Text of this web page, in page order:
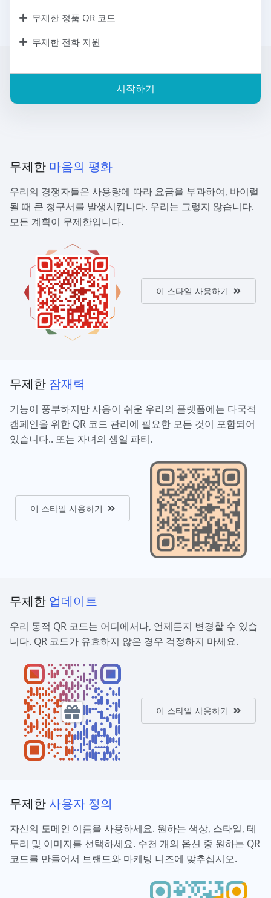
무제한 정품 QR 코드
무제한 전화 지원
시작하기
무제한 마음의 평화
우리의 경쟁자들은 사용량에 따라 요금을 부과하여, 바이럴
될 때 큰 청구서를 발생시킵니다. 우리는 그렇지 않습니다.
모든 계획이 무제한입니다.
이 스타일 사용하기
무제한 잠재력
기능이 풍부하지만 사용이 쉬운 우리의 플랫폼에는 다국적
캠페인을 위한 QR 코드 관리에 필요한 모든 것이 포함되어
있습니다.. 또는 자녀의 생일 파티.
이 스타일 사용하기
무제한 업데이트
우리 동적 QR 코드는 어디에서나, 언제든지 변경할 수 있습
니다. QR 코드가 유효하지 않은 경우 걱정하지 마세요.
이 스타일 사용하기
무제한 사용자 정의
자신의 도메인 이름을 사용하세요. 원하는 색상, 스타일, 테
두리 및 이미지를 선택하세요. 수천 개의 옵션 중 원하는 QR
코드를 만들어서 브랜드와 마케팅 니즈에 맞추십시오.